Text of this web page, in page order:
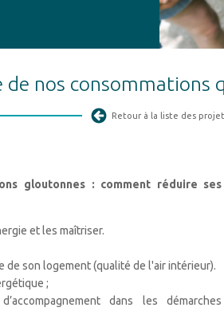
nos consommations
Retour à la liste des
gloutonnes : comment réduire ses
et les maîtriser.
son logement (qualité de l'air intérieur).
;
dans les démarches